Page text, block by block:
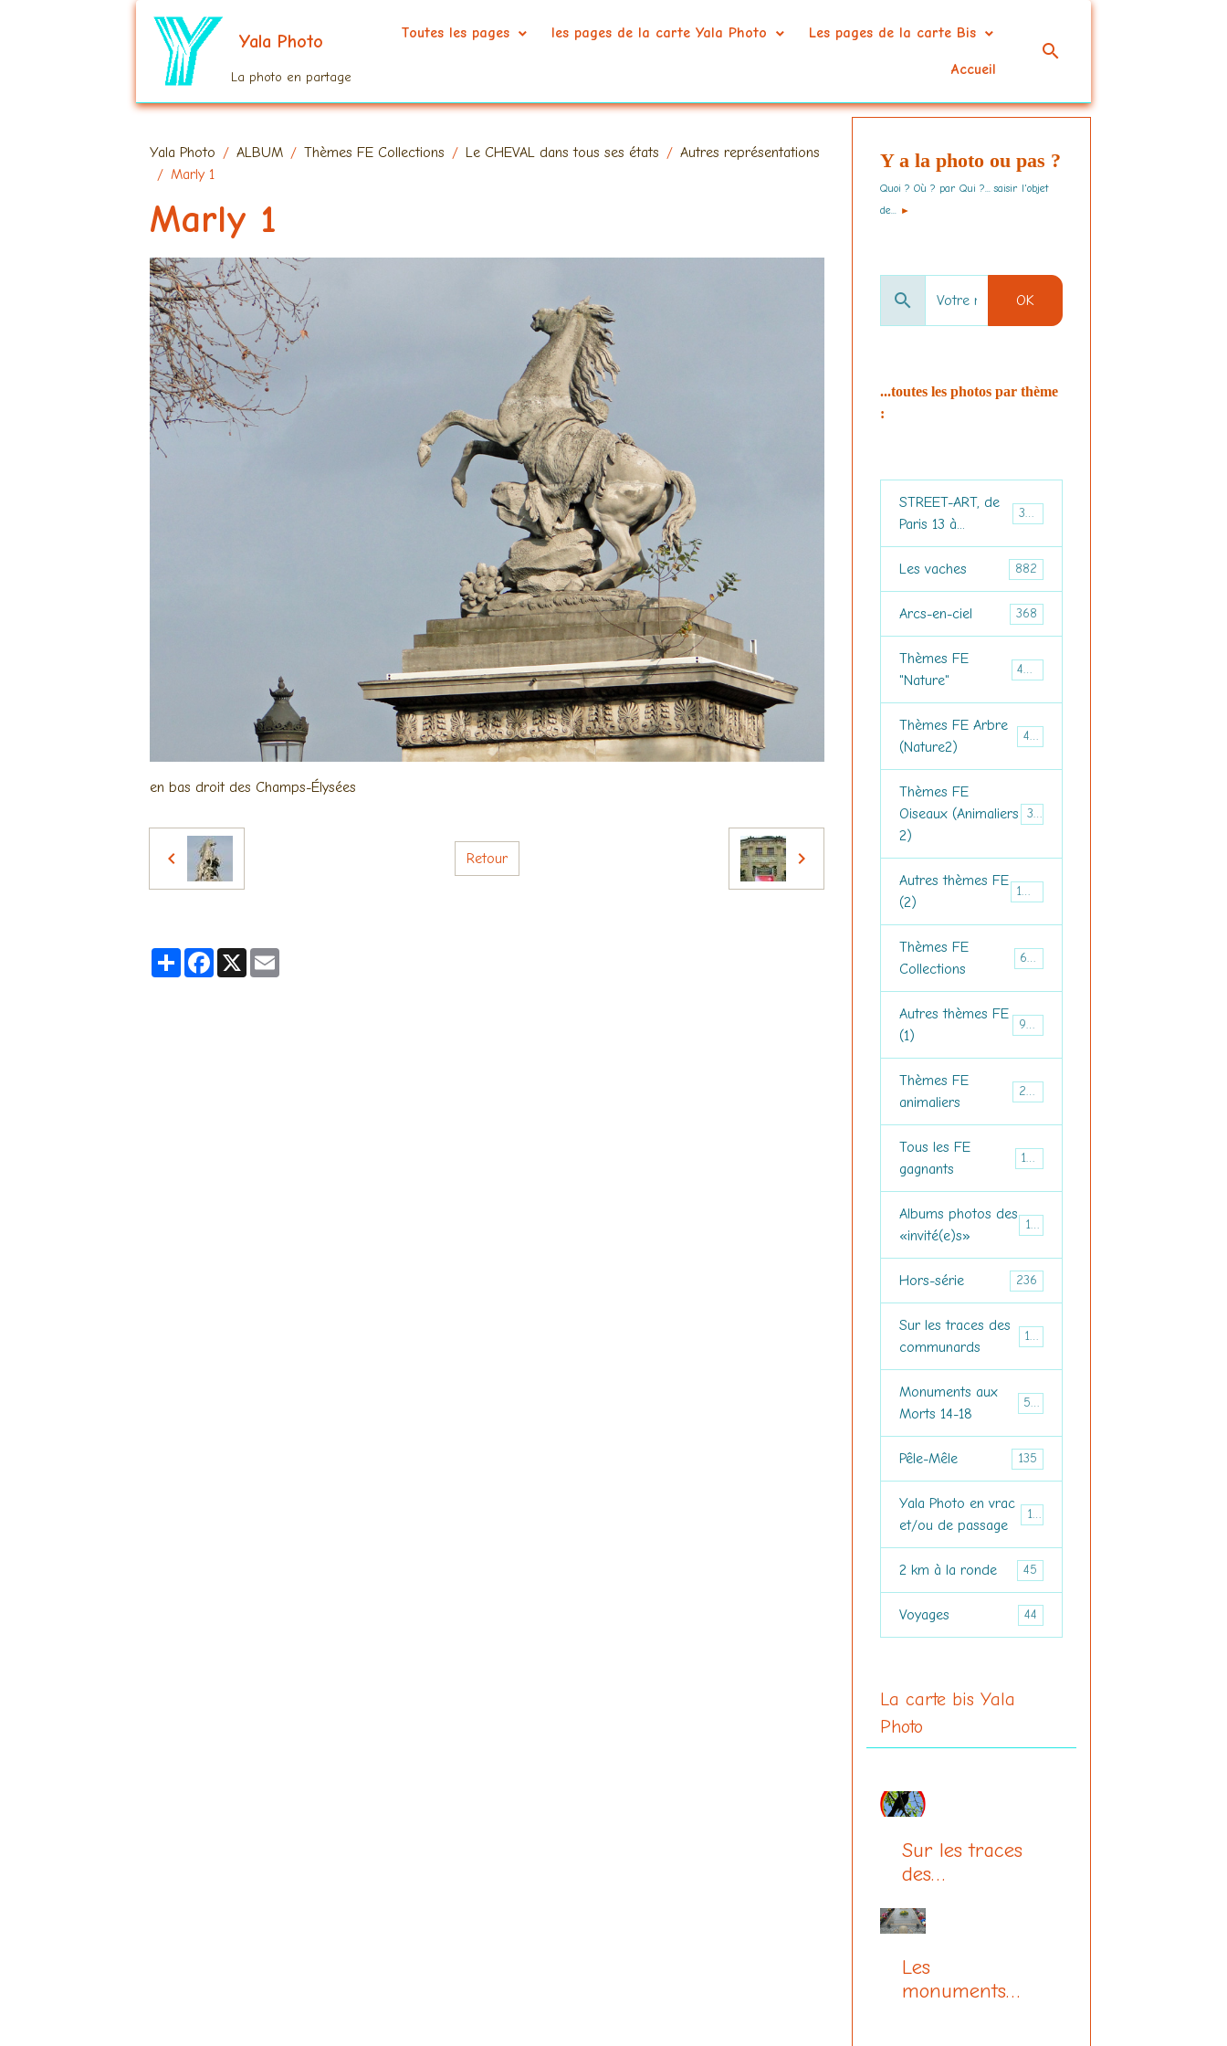
Yala Photo
La photo en partage
Toutes les pages les pages de la carte Yala Photo Les pages de la carte Bis
Accueil
Yala Photo ALBUM Thèmes FE Collections Le CHEVAL dans tous ses états
Autres représentations
Marly 1
Marly 1
en bas droit des Champs-Élysées
Retour
PartagerFacebook
X
Y a la photo ou pas ?
Quoi ? Où ? par Qui ?... saisir l'objet
de... ►
OK
...toutes les photos par thème
:
STREET-ART, de
Paris 13 à...
3694
Les vaches 882
Arcs-en-ciel 368
Thèmes FE
"Nature"
460
Thèmes FE Arbre
(Nature2)
476
Thèmes FE
Oiseaux (Animaliers
2)
374
Autres thèmes FE
(2)
1271
Thèmes FE
Collections
679
Autres thèmes FE
(1)
953
Thèmes FE
animaliers
298
Tous les FE
gagnants
181
Albums photos des
«invité(e)s»
184
Hors-série 236
Sur les traces des
communards
150
Monuments aux
Morts 14-18
516
Pêle-Mêle 135
Yala Photo en vrac
et/ou de passage
157
2 km à la ronde 45
Voyages 44
La carte bis Yala
Photo
Sur les traces
des
Les
monuments